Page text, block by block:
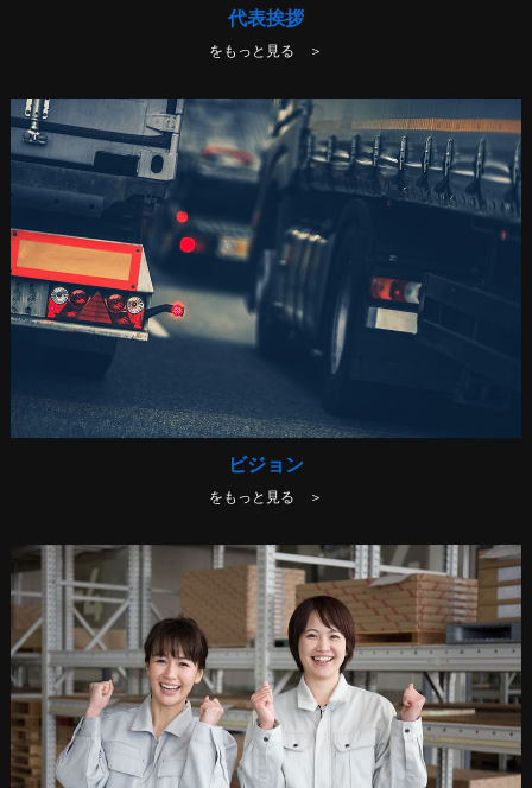
代表挨拶
をもっと見る ＞
ビジョン
をもっと見る ＞